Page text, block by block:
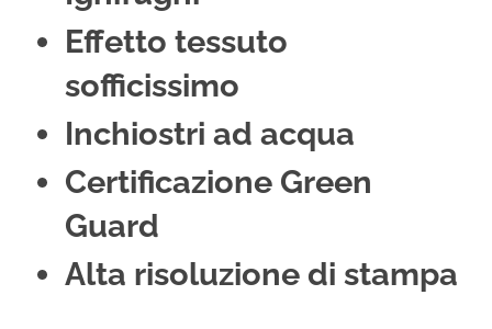
Effetto tessuto
sofficissimo
Inchiostri ad acqua
Certificazione Green
Guard
Alta risoluzione di stampa